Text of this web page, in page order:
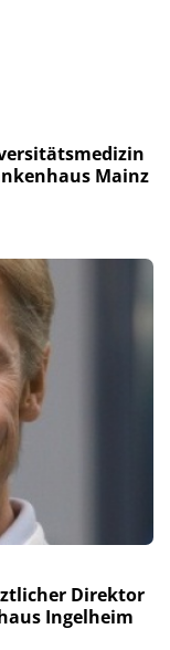
Mainz
Direktor
Ingelheim